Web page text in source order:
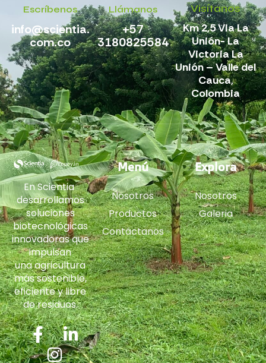
Escríbenos
info@scientia.
com.co
Llámanos
+57
3180825584
Visítanos
Km 2,5 Via La
Unión- La
Victoria La
Unión – Valle del
Cauca,
Colombia
Menú
Nosotros
Productos
Contáctanos
Explora
Nosotros
Galeria
En Scientia
desarrollamos
soluciones
biotecnológicas
innovadoras que
impulsan
una agricultura
más sostenible,
eficiente y libre
de residuos.